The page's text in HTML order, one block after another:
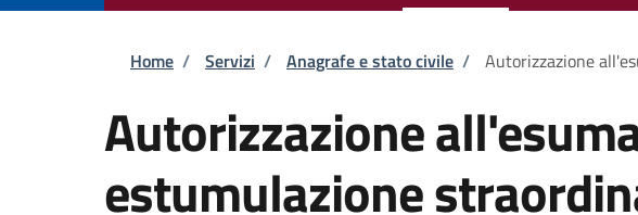
Briciole di pane
Home / Servizi / Anagrafe e stato civile / Autorizzazione
Autorizzazione
estumulazione